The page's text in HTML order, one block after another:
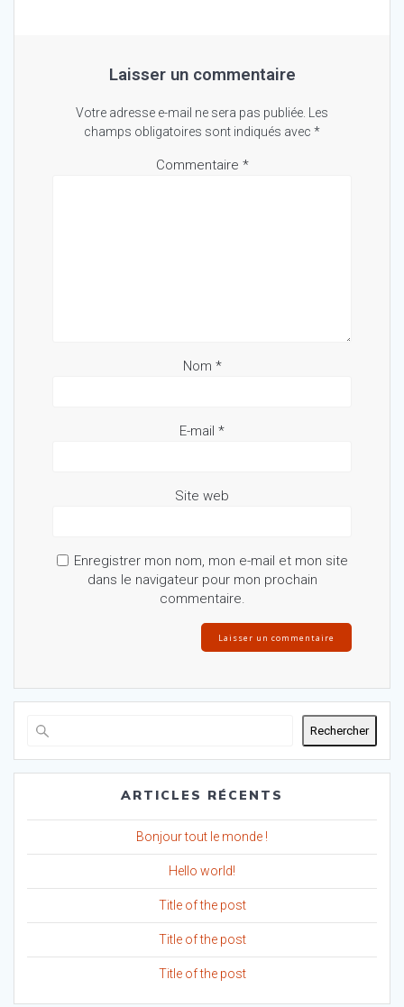
Laisser un commentaire
Votre adresse e-mail ne sera pas publiée. Les
champs obligatoires sont indiqués avec *
Commentaire *
Nom *
E-mail *
Site web
Enregistrer mon nom, mon e-mail et mon site
dans le navigateur pour mon prochain
commentaire.
Rechercher
ARTICLES RÉCENTS
Bonjour tout le monde !
Hello world!
Title of the post
Title of the post
Title of the post